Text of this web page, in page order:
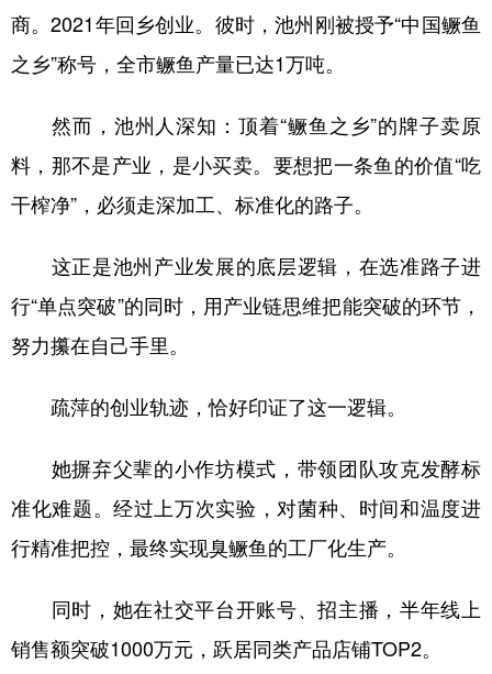
商。2021年回乡创业。彼时，池州刚被授予“中国鳜鱼
之乡”称号，全市鳜鱼产量已达1万吨。
然而，池州人深知：顶着“鳜鱼之乡”的牌子卖原
料，那不是产业，是小买卖。要想把一条鱼的价值“吃
干榨净”，必须走深加工、标准化的路子。
这正是池州产业发展的底层逻辑，在选准路子进
行“单点突破”的同时，用产业链思维把能突破的环节，
努力攥在自己手里。
疏萍的创业轨迹，恰好印证了这一逻辑。
她摒弃父辈的小作坊模式，带领团队攻克发酵标
准化难题。经过上万次实验，对菌种、时间和温度进
行精准把控，最终实现臭鳜鱼的工厂化生产。
同时，她在社交平台开账号、招主播，半年线上
销售额突破1000万元，跃居同类产品店铺TOP2。